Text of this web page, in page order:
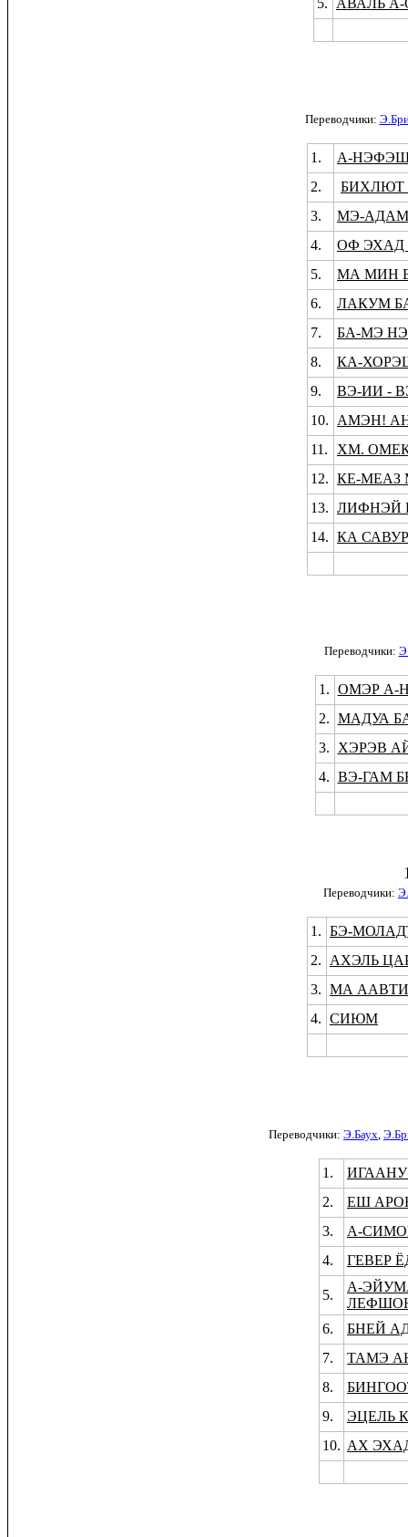
Переводчики:
1.
А-
2.
БИХЛЮТ
3.
МЭ-АДАМ
4.
ОФ ЭХАД
5.
МА МИН
6.
ЛАКУМ
7.
БА-МЭ
8.
КА-
9.
ВЭ-ИИ -
10.
АМЭН!
11.
ХМ.
12. КЕ-МЕАЗ
13. ЛИФНЭЙ
14. КА
Переводчики:
1. ОМЭР А-
2. МАДУА
3.
ХЭРЭВ
4. ВЭ-ГАМ
Переводчики:
1. БЭ-
2.
АХЭЛЬ
3. МА
4. СИЮМ
Переводчики: Э.Баух
1.
2.
ЕШ
3.
А-
4.
ГЕВЕР
5.
А-
6.
БНЕЙ
7.
ТАМЭ
8.
9.
ЭЦЕЛЬ
10. АХ